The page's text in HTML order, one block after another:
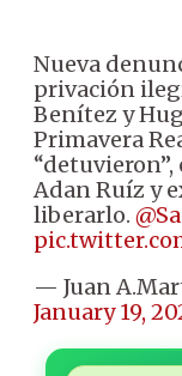
Nueva
privación
Benítez y
Primavera
Adan Ruíz y
liberarlo.
— Juan
January 19,